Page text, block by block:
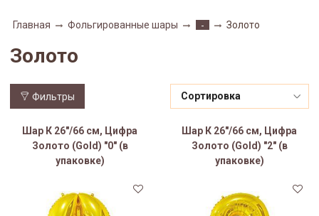
Главная Фольгированные шары - Золото
Золото
Фильтры
Шар К 26"/66 см, Цифра
Золото (Gold) "0" (в
упаковке)
Шар К 26"/66 см, Цифра
Золото (Gold) "2" (в
упаковке)